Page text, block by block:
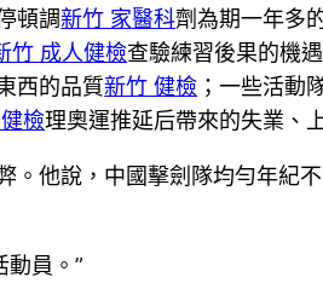
頓調新竹 家醫科劑為期一年多
竹 成人健檢查驗練習後果的機
西的品質新竹 健檢 ；一些活動
檢理奧運推延后帶來的失業、
。他說，中國擊劍隊均勻年紀
動員。”